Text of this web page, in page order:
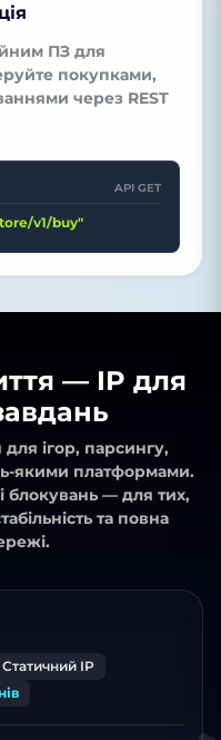
ПЗ для
покупками,
через REST
API GET
v1/buy"
— IP для
для ігор, парсингу,
якими платформами.
блокувань — для тих,
та повна
Статичний IP